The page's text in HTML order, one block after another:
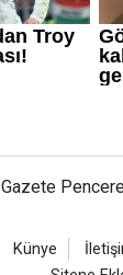
Gazete
Künye